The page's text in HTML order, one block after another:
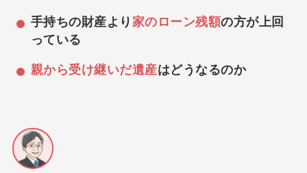
手持ちの財産より 家のローン残額の方が上回
っている
親から受け継いだ遺産はどうなるのか